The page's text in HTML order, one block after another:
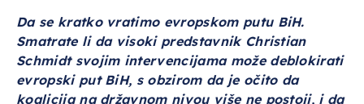
Da se kratko vratimo evropskom putu BiH.
Smatrate li da visoki predstavnik Christian
Schmidt svojim intervencijama može deblokirati
evropski put BiH, s obzirom da je očito da
koalicija na državnom nivou više ne postoji, i da